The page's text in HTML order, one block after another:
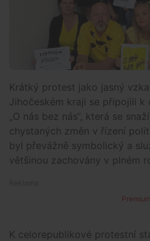
Krátký protest jako jasný
Jihočeském kraji se připojili k
„O nás bez nás“, která se
chystaných změn v řízení
byl převážně symbolický a
většinou zachovány v plném
Premium
K celorepublikové protestní